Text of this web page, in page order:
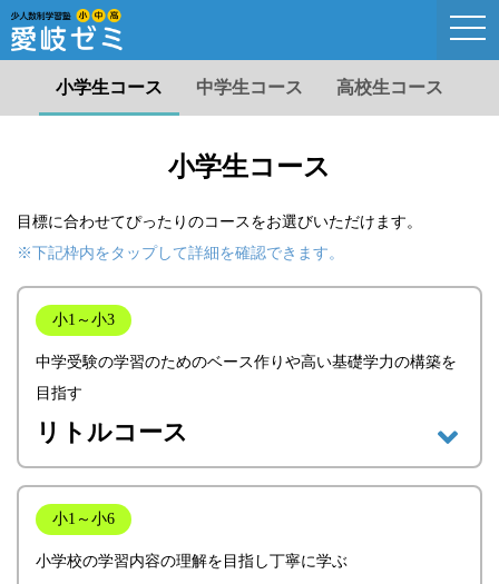
小学生コース 中学生コース 高校生コース
小学生コース
目標に合わせてぴったりのコースをお選びいただけます。
※下記枠内をタップして詳細を確認できます。
小1～小3
中学受験の学習のためのベース作りや高い基礎学力の構築を
目指す
リトルコース
小1～小6
小学校の学習内容の理解を目指し丁寧に学ぶ